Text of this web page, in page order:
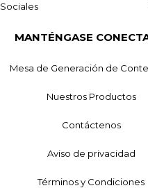
Sociales
MANTÉNGASE
Mesa de Generación de
Nuestros Productos
Contáctenos
Aviso de privacidad
Términos y Condiciones